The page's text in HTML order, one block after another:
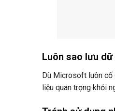
Luôn sao lưu
Dù Microsoft luôn cố
liệu quan trọng khỏi